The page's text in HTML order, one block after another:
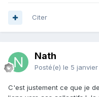
Citer
Nath
Posté(e) le 5
C'est justement ce que je